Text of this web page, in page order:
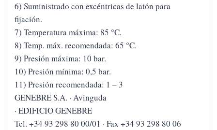
6) Suministrado con excéntricas de latón para
fijación.
7) Temperatura máxima: 85 °C.
8) Temp. máx. recomendada: 65 °C.
9) Presión máxima: 10 bar.
10) Presión mínima: 0,5 bar.
11) Presión recomendada: 1 – 3
GENEBRE S.A. · Avinguda
· EDIFICIO GENEBRE
Tel. +34 93 298 80 00/01 · Fax +34 93 298 80 06